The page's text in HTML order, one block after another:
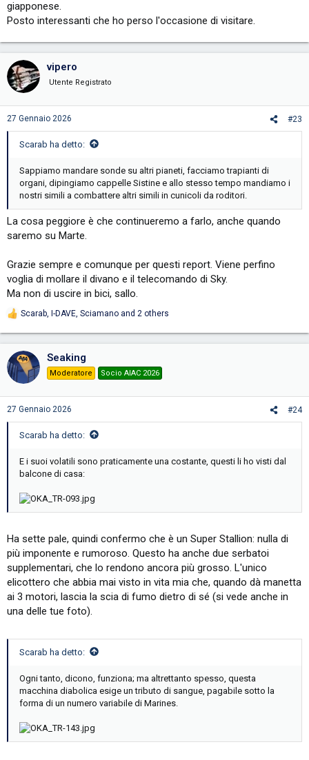
giapponese.
Posto interessanti che ho perso l'occasione di visitare.
vipero
Utente Registrato
27 Gennaio 2026 #23
Scarab ha detto:
Sappiamo mandare sonde su altri pianeti, facciamo trapianti di
organi, dipingiamo cappelle Sistine e allo stesso tempo mandiamo i
nostri simili a combattere altri simili in cunicoli da roditori.
La cosa peggiore è che continueremo a farlo, anche quando
saremo su Marte.
Grazie sempre e comunque per questi report. Viene perfino
voglia di mollare il divano e il telecomando di Sky.
Ma non di uscire in bici, sallo.
R
t
i
n
s
Scarab, I-DAVE, Sciamano and 2 others
Seaking
Moderatore Socio AIAC 2026
27 Gennaio 2026 #24
Scarab ha detto:
E i suoi volatili sono praticamente una costante, questi li ho visti dal
balcone di casa:
Ha sette pale, quindi confermo che è un Super Stallion: nulla di
più imponente e rumoroso. Questo ha anche due serbatoi
supplementari, che lo rendono ancora più grosso. L'unico
elicottero che abbia mai visto in vita mia che, quando dà manetta
ai 3 motori, lascia la scia di fumo dietro di sé (si vede anche in
una delle tue foto).
Scarab ha detto:
Ogni tanto, dicono, funziona; ma altrettanto spesso, questa
macchina diabolica esige un tributo di sangue, pagabile sotto la
forma di un numero variabile di Marines.